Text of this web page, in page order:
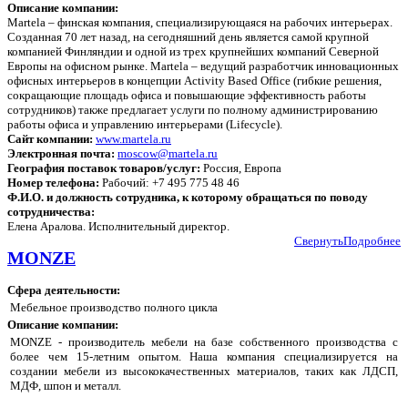
Описание компании:
Martela – финская компания, специализирующаяся на рабочих интерьерах.
Созданная 70 лет назад, на сегодняшний день является самой крупной
компанией Финляндии и одной из трех крупнейших компаний Северной
Европы на офисном рынке. Martela – ведущий разработчик инновационных
офисных интерьеров в концепции Activity Based Office (гибкие решения,
сокращающие площадь офиса и повышающие эффективность работы
сотрудников) также предлагает услуги по полному администрированию
работы офиса и управлению интерьерами (Lifecycle).
Сайт компании: www.martela.ru
Электронная почта: moscow@martela.ru
География поставок товаров/услуг: Россия, Европа
Номер телефона: Рабочий: +7 495 775 48 46
Ф.И.О. и должность сотрудника, к которому обращаться по поводу
сотрудничества:
Елена Аралова. Исполнительный директор.
Подробнее
Свернуть
MONZE
Сфера деятельности:
Мебельное производство полного цикла
Описание компании:
MONZE - производитель мебели на базе собственного производства с
более чем 15-летним опытом. Наша компания специализируется на
создании мебели из высококачественных материалов, таких как ЛДСП,
МДФ, шпон и металл.